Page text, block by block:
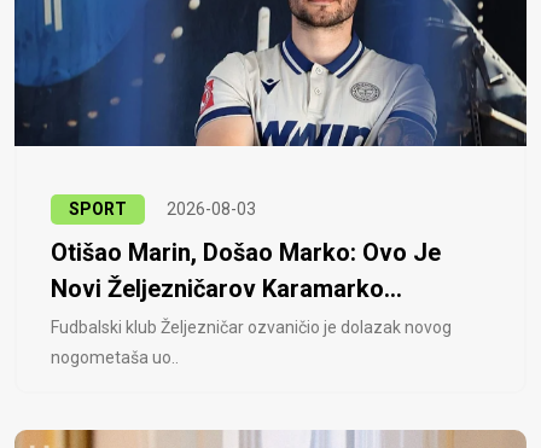
SPORT 2026-08-03
Otišao Marin, Došao Marko: Ovo Je
Novi Željezničarov Karamarko...
Fudbalski klub Željezničar ozvaničio je dolazak novog
nogometaša uo..